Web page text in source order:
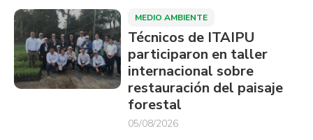
MEDIO AMBIENTE
Técnicos de ITAIPU
participaron en taller
internacional sobre
restauración del paisaje
forestal
05/08/2026